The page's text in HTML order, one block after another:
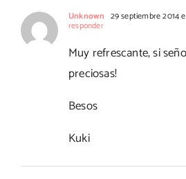
Unknown 29 septiembre 2014
responder
Muy refrescante, si
preciosas!
Besos
Kuki